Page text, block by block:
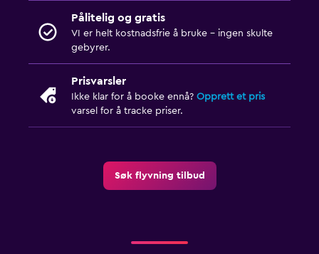
Pålitelig og gratis
VI er helt kostnadsfrie å bruke - ingen skulte
gebyrer.
Prisvarsler
Ikke klar for å booke ennå? Opprett et pris
varsel for å tracke priser.
Søk flyvning tilbud